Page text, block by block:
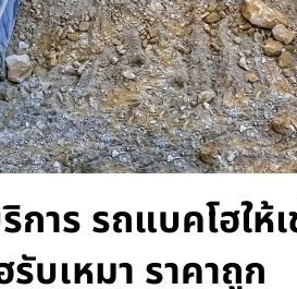
าร รถแบคโฮให้
บเหมา ราคาถูก